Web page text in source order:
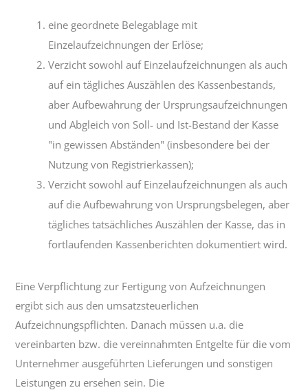
eine geordnete Belegablage mit
Einzelaufzeichnungen der Erlöse;
Verzicht sowohl auf Einzelaufzeichnungen als auch
auf ein tägliches Auszählen des Kassenbestands,
aber Aufbewahrung der Ursprungsaufzeichnungen
und Abgleich von Soll- und Ist-Bestand der Kasse
"in gewissen Abständen" (insbesondere bei der
Nutzung von Registrierkassen);
Verzicht sowohl auf Einzelaufzeichnungen als auch
auf die Aufbewahrung von Ursprungsbelegen, aber
tägliches tatsächliches Auszählen der Kasse, das in
fortlaufenden Kassenberichten dokumentiert wird.
Eine Verpflichtung zur Fertigung von Aufzeichnungen
ergibt sich aus den umsatzsteuerlichen
Aufzeichnungspflichten. Danach müssen u.a. die
vereinbarten bzw. die vereinnahmten Entgelte für die vom
Unternehmer ausgeführten Lieferungen und sonstigen
Leistungen zu ersehen sein. Die